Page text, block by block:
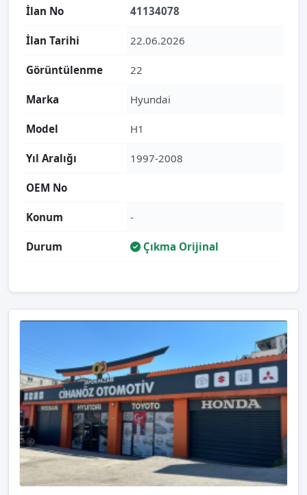
İlan No 41134078
İlan Tarihi 22.06.2026
Görüntülenme 22
Marka Hyundai
Model H1
Yıl Aralığı 1997-2008
OEM No
Konum -
Durum Çıkma Orijinal